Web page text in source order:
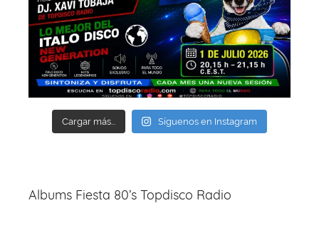
Cargar más... Síguenos en Instagram
Albums Fiesta 80’s Topdisco Radio